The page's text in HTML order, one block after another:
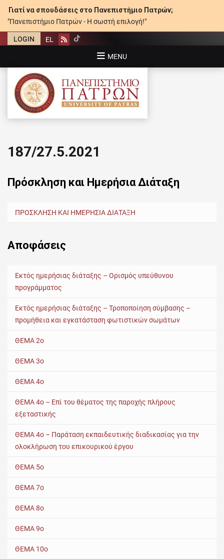
Γιατί να σπουδάσεις στο Πανεπιστήμιο Πατρών;
"Πανεπιστήμιο Πατρών - Η σωστή επιλογή!"
LOGIN EL Rss
MENU
ΠΑΝΕΠΙΣΤΉΜΙΟ ΠΑΤΡΏΝ
187/27.5.2021
Πρόσκληση και Ημερήσια Διάταξη
ΠΡΟΣΚΛΗΣΗ ΚΑΙ ΗΜΕΡΗΣΙΑ ΔΙΑΤΑΞΗ
Αποφάσεις
Εκτός ημερήσιας διάταξης – Ορισμός υπεύθυνου
προγράμματος
Εκτός ημερήσιας διάταξης – Τροποποίηση σύμβασης –
προμήθεια και εγκατάσταση φωτιστικών σωμάτων
ΘΕΜΑ 2ο
ΘΕΜΑ 3ο
ΘΕΜΑ 4ο
ΘΕΜΑ 4ο – Επί του θέματος της παροχής πλήρους
εξεταστικής
ΘΕΜΑ 4ο – Παράταση εκπαιδευτικής διαδικασίας για την
ολοκλήρωση του επικουρικού έργου
ΘΕΜΑ 5ο
ΘΕΜΑ 7ο
ΘΕΜΑ 8ο
ΘΕΜΑ 9ο
ΘΕΜΑ 10ο